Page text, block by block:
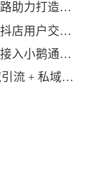
小鹅通兴趣行业解决方案，全链路助力打造高活跃用户生态！
如何开通抖店？抖店如何履约？抖店用户交付？抖店如何变现？
如何在快手高效卖货？快手小店接入小鹅通，转化率直线up！
小鹅通 B 站卖货功能上线：公域引流 + 私域交付闭环，助力商家高效变现！